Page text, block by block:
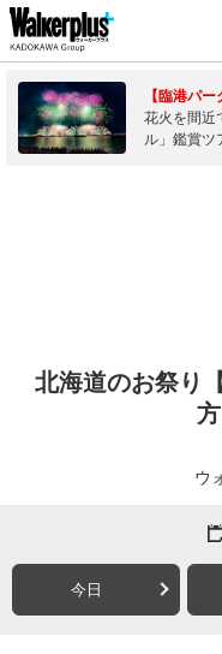
【臨港パ
花火を間近
ル」鑑賞ツ
北海道のお祭り
ウ
今日